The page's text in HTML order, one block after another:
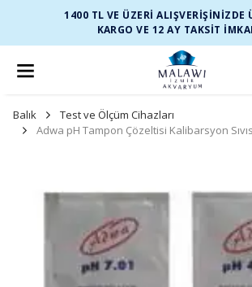
1400 TL VE ÜZERİ ALIŞVERİŞİNİZDE
KARGO VE 12 AY TAKSİT
Balık
Test ve Ölçüm Cihazları
Adwa pH Tampon Çözeltisi Kalibarsyon